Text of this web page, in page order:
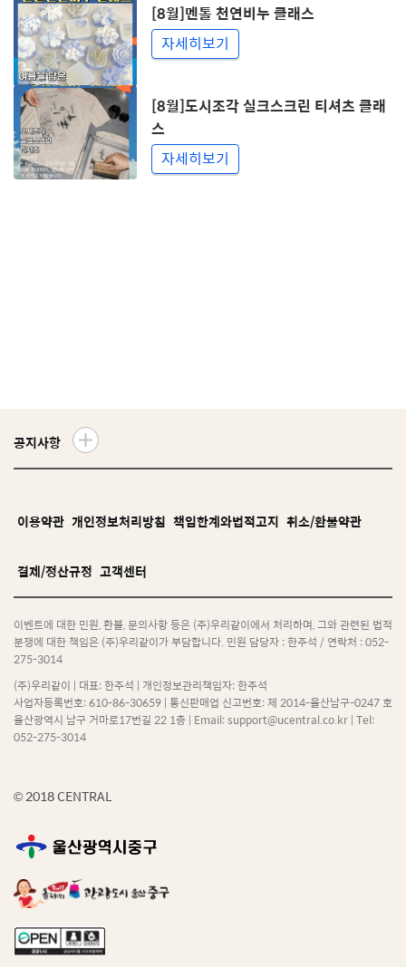
[8월]멘톨 천연비누 클래스
자세히보기
[8월]도시조각 실크스크린 티셔츠 클래
스
자세히보기
공지사항
더
기
이용약관 개인정보처리방침 책임한계와법적고지 취소/환불약관
결제/정산규정 고객센터
이벤트에 대한 민원, 환불, 문의사항 등은 (주)우리같이에서 처리하며, 그와 관련된 법적
분쟁에 대한 책임은 (주)우리같이가 부담합니다. 민원 담당자 : 한주석 / 연락처 : 052-
275-3014
(주)우리같이 | 대표: 한주석 | 개인정보관리책임자: 한주석
사업자등록번호: 610-86-30659 | 통신판매업 신고번호: 제 2014-울산남구-0247 호
울산광역시 남구 거마로17번길 22 1층 | Email: support@ucentral.co.kr | Tel:
052-275-3014
© 2018 CENTRAL